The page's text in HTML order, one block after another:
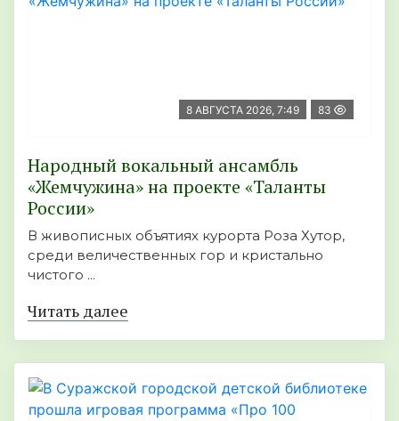
8 АВГУСТА 2026, 7:49 83
Народный вокальный ансамбль
«Жемчужина» на проекте «Таланты
России»
В живописных объятиях курорта Роза Хутор,
среди величественных гор и кристально
чистого ...
Читать далее